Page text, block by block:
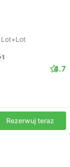
Lot+Lot
4.7
Rezerwuj teraz